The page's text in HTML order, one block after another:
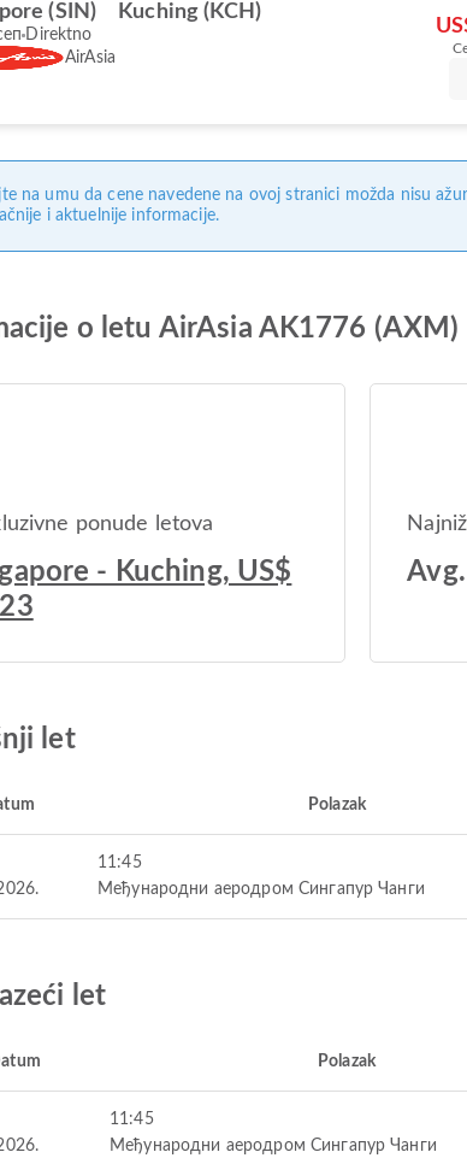
(SIN) Kuching (KCH)
Direktno
AirAsia
na umu da cene navedene na ovoj stranici možda nisu
i aktuelnije informacije.
o letu AirAsia AK1776 (AXM)
ponude letova
- Kuching, US$
Avg.
let
Polazak
11:45
Међународни аеродром Сингапур Чанги
let
Polazak
11:45
Међународни аеродром Сингапур Чанги